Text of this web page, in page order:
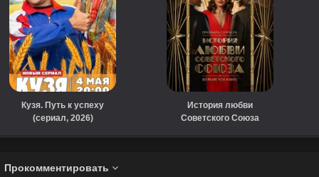
Кузя. Путь к успеху
(сериал, 2026)
История любви
Советского Союза
Прокомментировать